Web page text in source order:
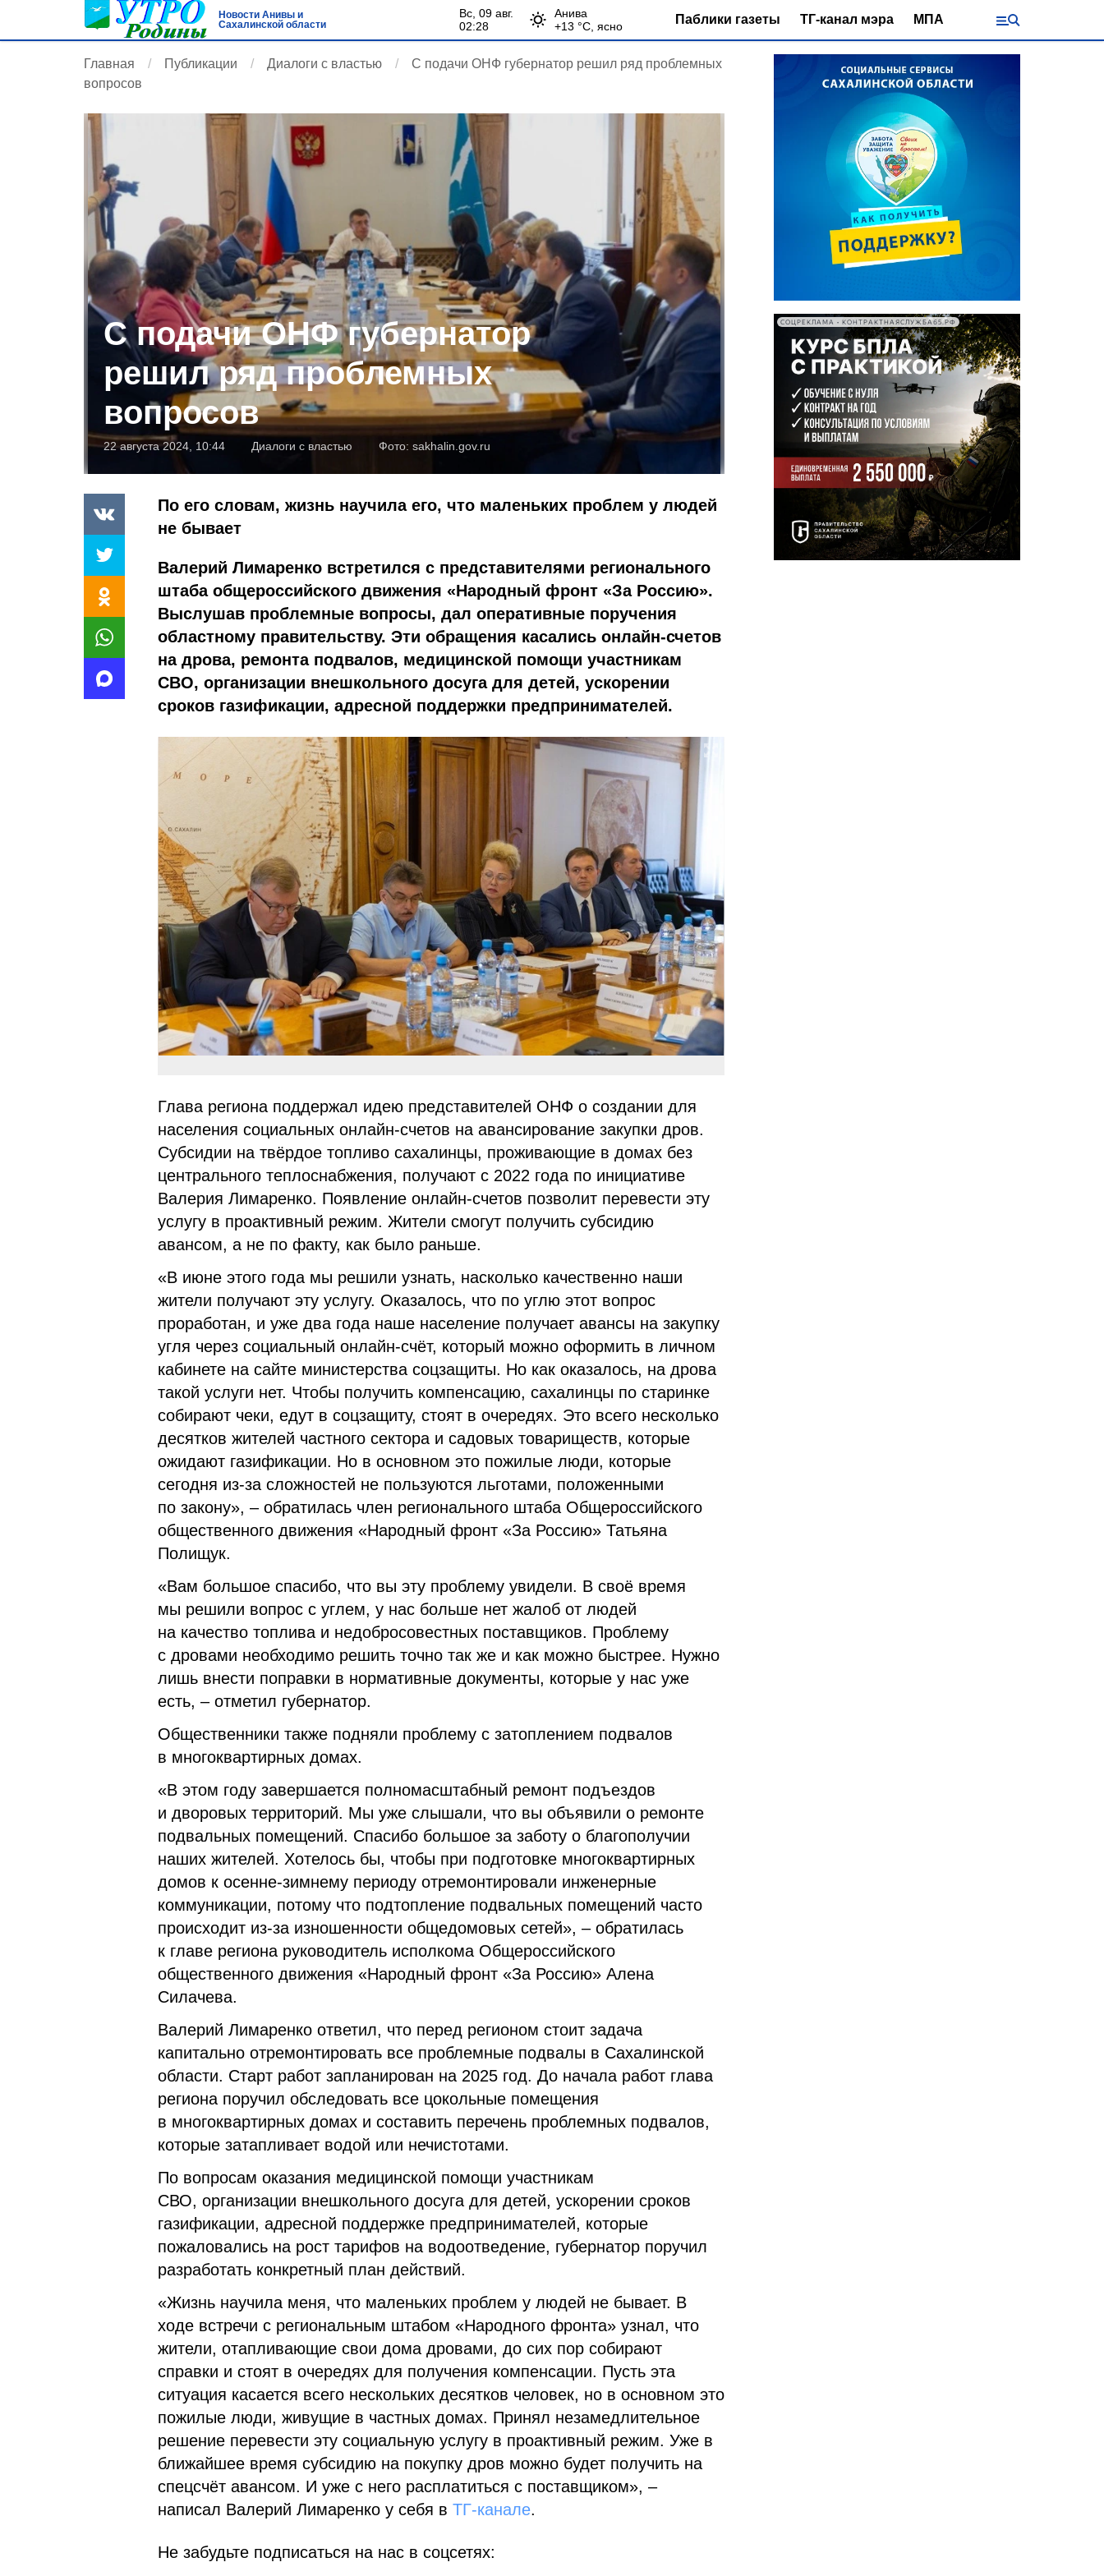
Новости Анивы и
Сахалинской области
вс, 09 авг.
02:28
Анива
+13 °С, ясно Паблики газеты ТГ-канал мэра МПА
Главная Публикации Диалоги с властью
С подачи ОНФ губернатор решил ряд проблемных
вопросов
С подачи ОНФ губернатор
решил ряд проблемных
вопросов
22 августа 2024, 10:44 Диалоги с властью Фото: sakhalin.gov.ru
По его словам, жизнь научила его, что маленьких проблем у людей
не бывает
Валерий Лимаренко встретился с представителями регионального
штаба общероссийского движения «Народный фронт «За Россию».
Выслушав проблемные вопросы, дал оперативные поручения
областному правительству. Эти обращения касались онлайн-счетов
на дрова, ремонта подвалов, медицинской помощи участникам
СВО, организации внешкольного досуга для детей, ускорении
сроков газификации, адресной поддержки предпринимателей.
Глава региона поддержал идею представителей ОНФ о создании для
населения социальных онлайн-счетов на авансирование закупки дров.
Субсидии на твёрдое топливо сахалинцы, проживающие в домах без
центрального теплоснабжения, получают с 2022 года по инициативе
Валерия Лимаренко. Появление онлайн-счетов позволит перевести эту
услугу в проактивный режим. Жители смогут получить субсидию
авансом, а не по факту, как было раньше.
«В июне этого года мы решили узнать, насколько качественно наши
жители получают эту услугу. Оказалось, что по углю этот вопрос
проработан, и уже два года наше население получает авансы на закупку
угля через социальный онлайн-счёт, который можно оформить в личном
кабинете на сайте министерства соцзащиты. Но как оказалось, на дрова
такой услуги нет. Чтобы получить компенсацию, сахалинцы по старинке
собирают чеки, едут в соцзащиту, стоят в очередях. Это всего несколько
десятков жителей частного сектора и садовых товариществ, которые
ожидают газификации. Но в основном это пожилые люди, которые
сегодня из-за сложностей не пользуются льготами, положенными
по закону», – обратилась член регионального штаба Общероссийского
общественного движения «Народный фронт «За Россию» Татьяна
Полищук.
«Вам большое спасибо, что вы эту проблему увидели. В своё время
мы решили вопрос с углем, у нас больше нет жалоб от людей
на качество топлива и недобросовестных поставщиков. Проблему
с дровами необходимо решить точно так же и как можно быстрее. Нужно
лишь внести поправки в нормативные документы, которые у нас уже
есть, – отметил губернатор.
Общественники также подняли проблему с затоплением подвалов
в многоквартирных домах.
«В этом году завершается полномасштабный ремонт подъездов
и дворовых территорий. Мы уже слышали, что вы объявили о ремонте
подвальных помещений. Спасибо большое за заботу о благополучии
наших жителей. Хотелось бы, чтобы при подготовке многоквартирных
домов к осенне-зимнему периоду отремонтировали инженерные
коммуникации, потому что подтопление подвальных помещений часто
происходит из-за изношенности общедомовых сетей», – обратилась
к главе региона руководитель исполкома Общероссийского
общественного движения «Народный фронт «За Россию» Алена
Силачева.
Валерий Лимаренко ответил, что перед регионом стоит задача
капитально отремонтировать все проблемные подвалы в Сахалинской
области. Старт работ запланирован на 2025 год. До начала работ глава
региона поручил обследовать все цокольные помещения
в многоквартирных домах и составить перечень проблемных подвалов,
которые затапливает водой или нечистотами.
По вопросам оказания медицинской помощи участникам
СВО, организации внешкольного досуга для детей, ускорении сроков
газификации, адресной поддержке предпринимателей, которые
пожаловались на рост тарифов на водоотведение, губернатор поручил
разработать конкретный план действий.
«Жизнь научила меня, что маленьких проблем у людей не бывает. В
ходе встречи с региональным штабом «Народного фронта» узнал, что
жители, отапливающие свои дома дровами, до сих пор собирают
справки и стоят в очередях для получения компенсации. Пусть эта
ситуация касается всего нескольких десятков человек, но в основном это
пожилые люди, живущие в частных домах. Принял незамедлительное
решение перевести эту социальную услугу в проактивный режим. Уже в
ближайшее время субсидию на покупку дров можно будет получить на
спецсчёт авансом. И уже с него расплатиться с поставщиком», –
написал Валерий Лимаренко у себя в ТГ-канале.
Не забудьте подписаться на нас в соцсетях:
СОЦРЕКЛАМА • КОНТРАКТНАЯСЛУЖБА65.РФ